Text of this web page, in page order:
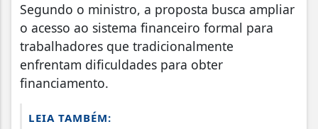
Segundo o ministro, a proposta busca ampliar
o acesso ao sistema financeiro formal para
trabalhadores que tradicionalmente
enfrentam dificuldades para obter
financiamento.
LEIA TAMBÉM: